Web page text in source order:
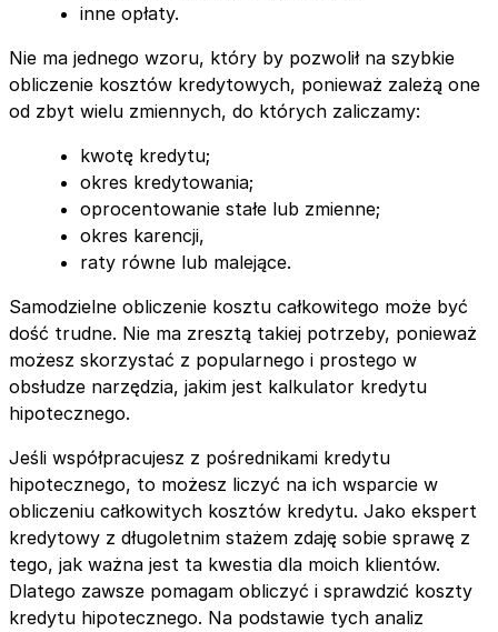
inne opłaty.
Nie ma jednego wzoru, który by pozwolił na szybkie
obliczenie kosztów kredytowych, ponieważ zależą one
od zbyt wielu zmiennych, do których zaliczamy:
kwotę kredytu;
okres kredytowania;
oprocentowanie stałe lub zmienne;
okres karencji,
raty równe lub malejące.
Samodzielne obliczenie kosztu całkowitego może być
dość trudne. Nie ma zresztą takiej potrzeby, ponieważ
możesz skorzystać z popularnego i prostego w
obsłudze narzędzia, jakim jest kalkulator kredytu
hipotecznego.
Jeśli współpracujesz z pośrednikami kredytu
hipotecznego, to możesz liczyć na ich wsparcie w
obliczeniu całkowitych kosztów kredytu. Jako ekspert
kredytowy z długoletnim stażem zdaję sobie sprawę z
tego, jak ważna jest ta kwestia dla moich klientów.
Dlatego zawsze pomagam obliczyć i sprawdzić koszty
kredytu hipotecznego. Na podstawie tych analiz